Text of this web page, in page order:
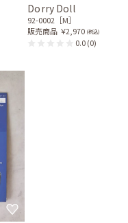
Dorry Doll
92-0002［M］
販売商品 ￥2,970 (税込)
0.0(0)